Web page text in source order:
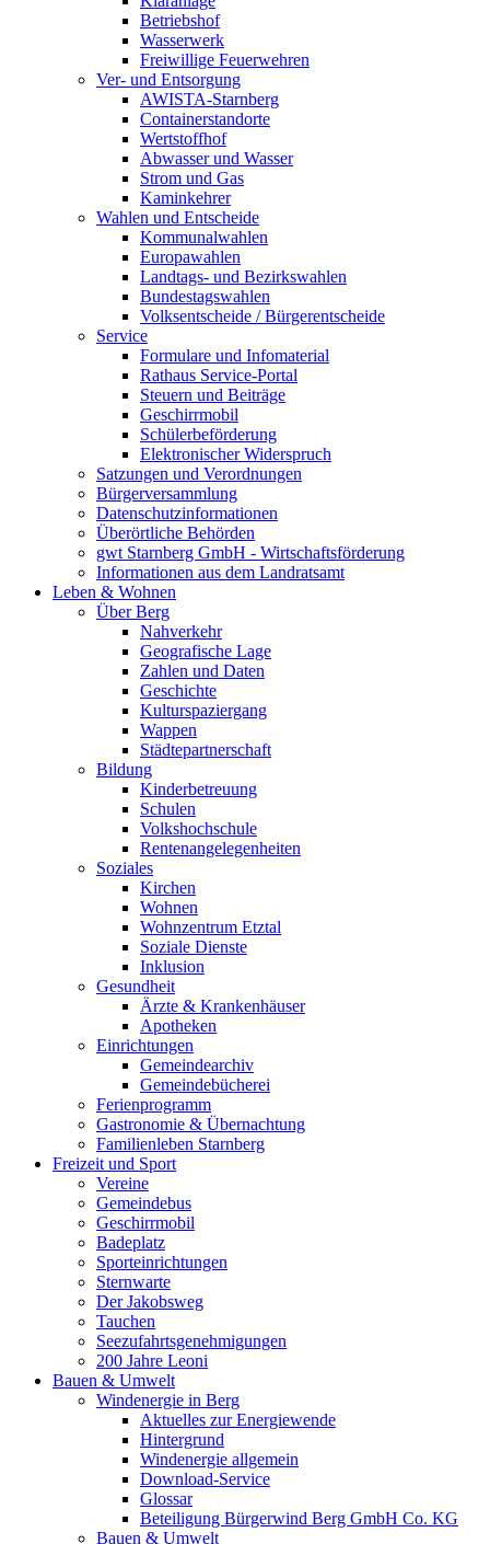
Betriebshof
Wasserwerk
Freiwillige Feuerwehren
Ver- und Entsorgung
AWISTA-Starnberg
Containerstandorte
Wertstoffhof
Abwasser und Wasser
Strom und Gas
Kaminkehrer
Wahlen und Entscheide
Kommunalwahlen
Europawahlen
Landtags- und Bezirkswahlen
Bundestagswahlen
Volksentscheide / Bürgerentscheide
Service
Formulare und Infomaterial
Rathaus Service-Portal
Steuern und Beiträge
Geschirrmobil
Schülerbeförderung
Elektronischer Widerspruch
Satzungen und Verordnungen
Bürgerversammlung
Datenschutzinformationen
Überörtliche Behörden
gwt Starnberg GmbH - Wirtschaftsförderung
Informationen aus dem Landratsamt
Leben & Wohnen
Über Berg
Nahverkehr
Geografische Lage
Zahlen und Daten
Geschichte
Kulturspaziergang
Wappen
Städtepartnerschaft
Bildung
Kinderbetreuung
Schulen
Volkshochschule
Rentenangelegenheiten
Soziales
Kirchen
Wohnen
Wohnzentrum Etztal
Soziale Dienste
Inklusion
Gesundheit
Ärzte & Krankenhäuser
Apotheken
Einrichtungen
Gemeindearchiv
Gemeindebücherei
Ferienprogramm
Gastronomie & Übernachtung
Familienleben Starnberg
Freizeit und Sport
Vereine
Gemeindebus
Geschirrmobil
Badeplatz
Sporteinrichtungen
Sternwarte
Der Jakobsweg
Tauchen
Seezufahrtsgenehmigungen
200 Jahre Leoni
Bauen & Umwelt
Windenergie in Berg
Aktuelles zur Energiewende
Hintergrund
Windenergie allgemein
Download-Service
Glossar
Beteiligung Bürgerwind Berg GmbH Co. KG
Bauen & Umwelt